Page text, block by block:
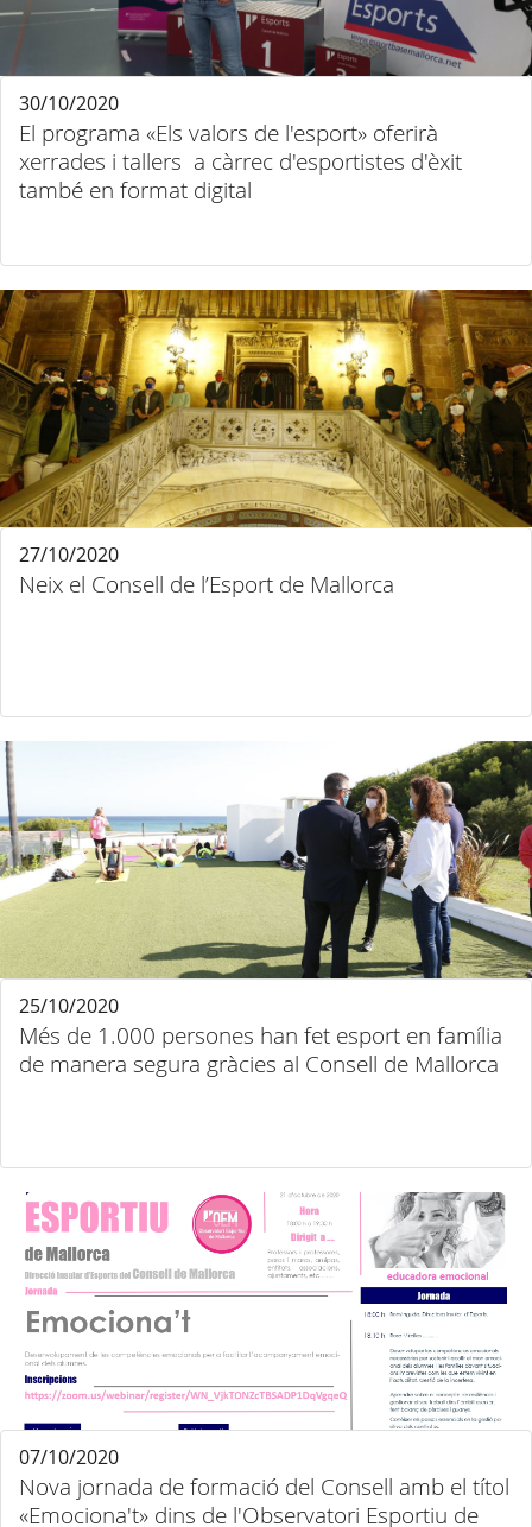
El programa «Els valors de l'esport» oferirà
xerrades i tallers a càrrec d'esportistes d'èxit
també en format digital
30/10/2020
Neix el Consell de l’Esport de Mallorca
27/10/2020
Més de 1.000 persones han fet esport en família
de manera segura gràcies al Consell de Mallorca
25/10/2020
Nova jornada de formació del Consell amb el títol
«Emociona't» dins de l'Observatori Esportiu de
07/10/2020